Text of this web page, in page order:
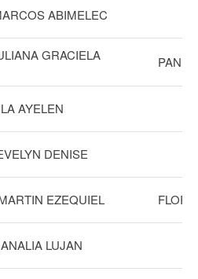
ABIMELEC
GRACIELA
AYELEN
DENISE
EZEQUIEL
LUJAN